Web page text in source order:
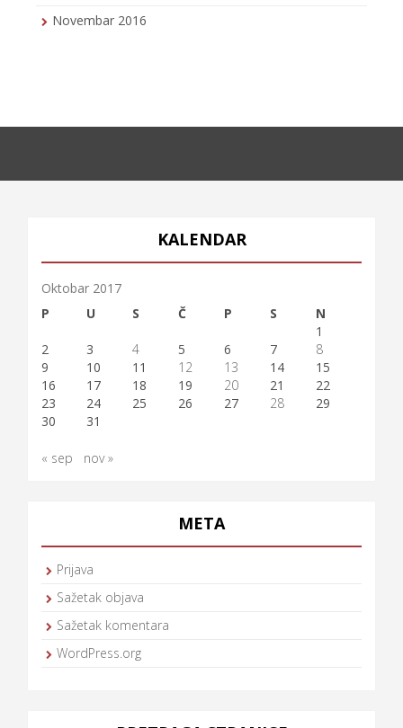
Novembar 2016
KALENDAR
Oktobar 2017
P
U S Č P S
N
1
2
3 4 5 6 7
8
9
10 11 12 13 14
15
16
17 18 19 20 21
22
23
24 25 26 27 28
29
30
31
« sep nov »
META
Prijava
Sažetak objava
Sažetak komentara
WordPress.org